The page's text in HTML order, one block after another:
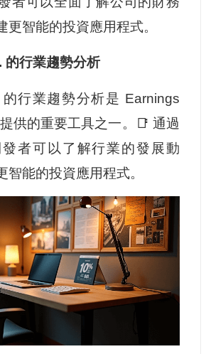
更智能的投資應用程式。
行業趨勢分析
的行業趨勢分析是 Earnings
供的重要工具之一。📑 通過
者可以了解行業的發展動
智能的投資應用程式。